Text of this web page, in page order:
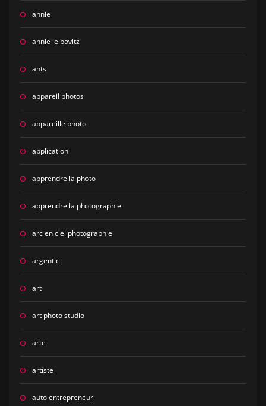
annie
annie leibovitz
ants
appareil photos
appareille photo
application
apprendre la photo
apprendre la photographie
arc en ciel photographie
argentic
art
art photo studio
arte
artiste
auto entrepreneur